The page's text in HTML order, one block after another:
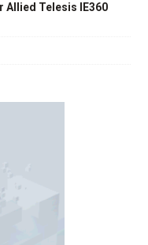
Allied Telesis IE360